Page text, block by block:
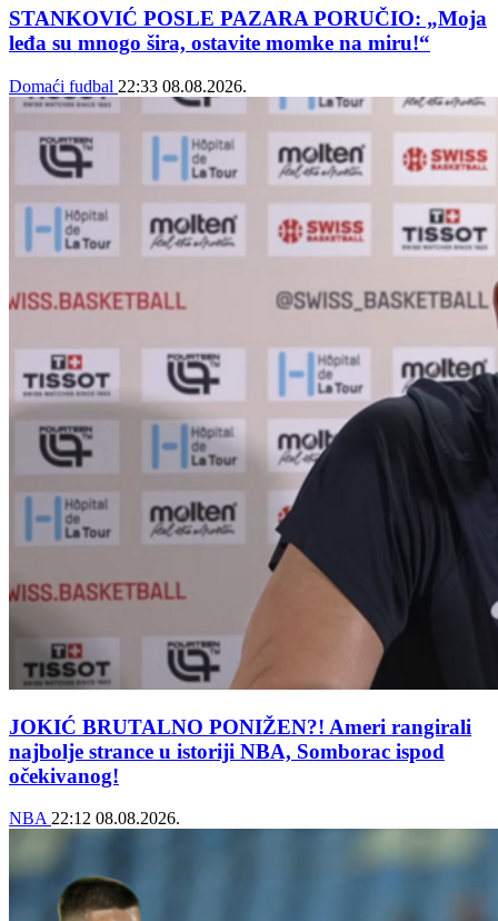
STANKOVIĆ POSLE PAZARA PORUČIO: „Moja
leđa su mnogo šira, ostavite momke na miru!“
Domaći fudbal 22:33 08.08.2026.
JOKIĆ BRUTALNO PONIŽEN?! Ameri rangirali
najbolje strance u istoriji NBA, Somborac ispod
očekivanog!
NBA 22:12 08.08.2026.